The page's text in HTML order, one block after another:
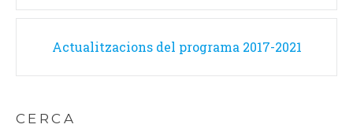
Actualitzacions del programa 2017-2021
CERCA